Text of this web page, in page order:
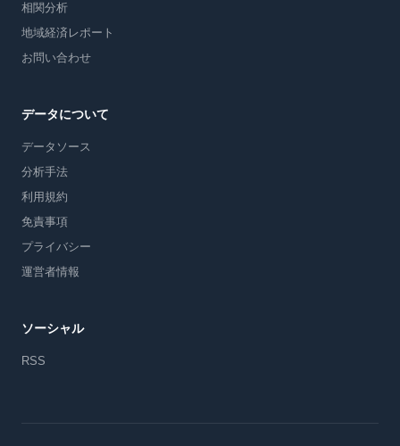
相関分析
地域経済レポート
お問い合わせ
データについて
データソース
分析手法
利用規約
免責事項
プライバシー
運営者情報
ソーシャル
RSS